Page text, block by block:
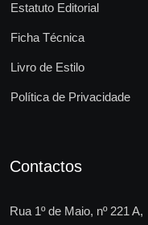
Estatuto Editorial
Ficha Técnica
Livro de Estilo
Política de Privacidade
Contactos
Rua 1º de Maio, nº 221 A,